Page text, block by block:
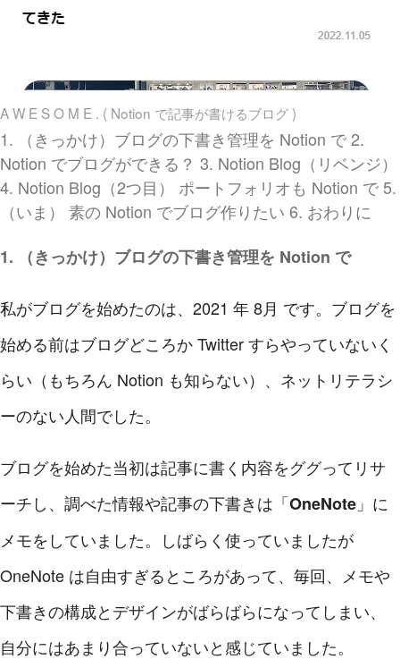
A W E S O M E . ( Notion で記事が書けるブログ )
1. （きっかけ）ブログの下書き管理を Notion で2.
Notion でブログができる？ 3. Notion Blog（リベンジ）
4. Notion Blog（2つ目） ポートフォリオも Notion で5.
（いま） 素の Notion でブログ作りたい 6. おわりに
1. （きっかけ）ブログの下書き管理を Notion で
私がブログを始めたのは、2021 年 8月 です。ブログを
始める前はブログどころか Twitter すらやっていないく
らい（もちろん Notion も知らない）、ネットリテラシ
ーのない人間でした。
ブログを始めた当初は記事に書く内容をググってリサ
ーチし、調べた情報や記事の下書きは「OneNote 」に
メモをしていました。しばらく使っていましたが
OneNote は自由すぎるところがあって、毎回、メモや
下書きの構成とデザインがばらばらになってしまい、
自分にはあまり合っていないと感じていました。